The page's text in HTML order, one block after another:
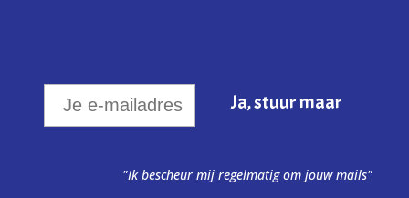
"Ik bescheur mij regelmatig om jouw mails"